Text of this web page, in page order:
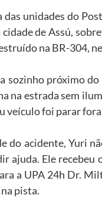
das unidades do
de Assú,
na BR-304,
sozinho próximo
na estrada sem
veículo foi parar
do acidente, Yuri
ajuda. Ele
a UPA 24h Dr.
pista.